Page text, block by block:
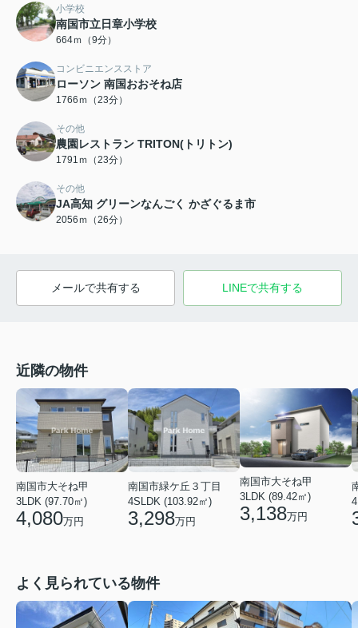
小学校
南国市立日章小学校
664ｍ（9分）
コンビニエンスストア
ローソン 南国おおそね店
1766ｍ（23分）
その他
農園レストラン TRITON(トリトン)
1791ｍ（23分）
その他
JA高知 グリーンなんごく かざぐるま市
2056ｍ（26分）
メールで共有する LINEで共有する
近隣の物件
南国市大そね甲
3LDK (97.70㎡)
4,080万円
南国市緑ケ丘３丁目
4SLDK (103.92㎡)
3,298万円
南国市大そね甲
3LDK (89.42㎡)
3,138万円
よく見られている物件